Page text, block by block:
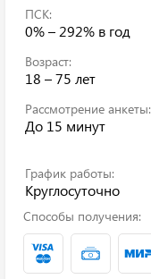
ПСК:
0% – 292% в год
Возраст:
18 – 75 лет
Рассмотрение анкеты:
До 15 минут
График работы:
Круглосуточно
Способы получения: